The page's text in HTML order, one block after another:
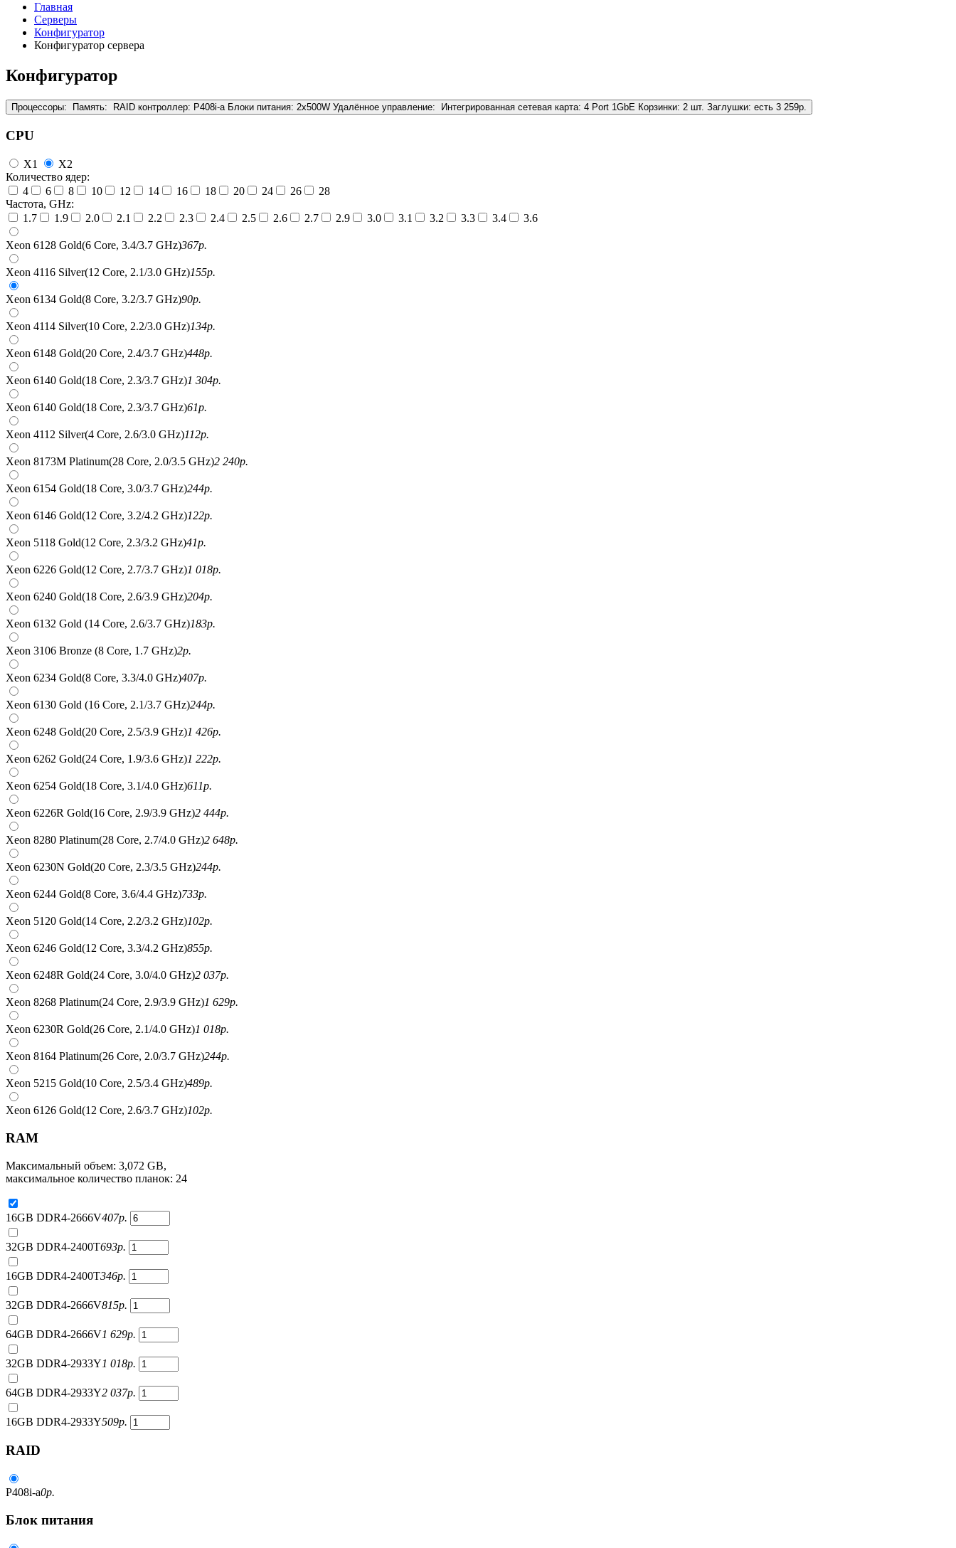
Главная
Серверы
Конфигуратор
Конфигуратор сервера
Конфигуратор
Процессоры: Память: RAID контроллер: P408i-a Блоки питания: 2x500W Удалённое управление: Интегрированная сетевая карта: 4 Port 1GbE Корзинки: 2 шт. Заглушки: есть 3 259р.
CPU
X1
X2
Количество ядер:
4
6 8 10 12 14 16 18 20 24 26
28
Частота, GHz:
1.7
1.9 2.0 2.1 2.2 2.3 2.4 2.5 2.6 2.7 2.9 3.0 3.1 3.2 3.3 3.4 3.6
Xeon 6128 Gold(6 Core, 3.4/3.7 GHz)367р.
Xeon 4116 Silver(12 Core, 2.1/3.0 GHz)155р.
Xeon 6134 Gold(8 Core, 3.2/3.7 GHz)90р.
Xeon 4114 Silver(10 Core, 2.2/3.0 GHz)134р.
Xeon 6148 Gold(20 Core, 2.4/3.7 GHz)448р.
Xeon 6140 Gold(18 Core, 2.3/3.7 GHz)1 304р.
Xeon 6140 Gold(18 Core, 2.3/3.7 GHz)61р.
Xeon 4112 Silver(4 Core, 2.6/3.0 GHz)112р.
Xeon 8173M Platinum(28 Core, 2.0/3.5 GHz)2 240р.
Xeon 6154 Gold(18 Core, 3.0/3.7 GHz)244р.
Xeon 6146 Gold(12 Core, 3.2/4.2 GHz)122р.
Xeon 5118 Gold(12 Core, 2.3/3.2 GHz)41р.
Xeon 6226 Gold(12 Core, 2.7/3.7 GHz)1 018р.
Xeon 6240 Gold(18 Core, 2.6/3.9 GHz)204р.
Xeon 6132 Gold (14 Core, 2.6/3.7 GHz)183р.
Xeon 3106 Bronze (8 Core, 1.7 GHz)2р.
Xeon 6234 Gold(8 Core, 3.3/4.0 GHz)407р.
Xeon 6130 Gold (16 Core, 2.1/3.7 GHz)244р.
Xeon 6248 Gold(20 Core, 2.5/3.9 GHz)1 426р.
Xeon 6262 Gold(24 Core, 1.9/3.6 GHz)1 222р.
Xeon 6254 Gold(18 Core, 3.1/4.0 GHz)611р.
Xeon 6226R Gold(16 Core, 2.9/3.9 GHz)2 444р.
Xeon 8280 Platinum(28 Core, 2.7/4.0 GHz)2 648р.
Xeon 6230N Gold(20 Core, 2.3/3.5 GHz)244р.
Xeon 6244 Gold(8 Core, 3.6/4.4 GHz)733р.
Xeon 5120 Gold(14 Core, 2.2/3.2 GHz)102р.
Xeon 6246 Gold(12 Core, 3.3/4.2 GHz)855р.
Xeon 6248R Gold(24 Core, 3.0/4.0 GHz)2 037р.
Xeon 8268 Platinum(24 Core, 2.9/3.9 GHz)1 629р.
Xeon 6230R Gold(26 Core, 2.1/4.0 GHz)1 018р.
Xeon 8164 Platinum(26 Core, 2.0/3.7 GHz)244р.
Xeon 5215 Gold(10 Core, 2.5/3.4 GHz)489р.
Xeon 6126 Gold(12 Core, 2.6/3.7 GHz)102р.
RAM
Максимальный объем: 3,072 GB,
максимальное количество планок: 24
16GB DDR4-2666V407р.
32GB DDR4-2400T693р.
16GB DDR4-2400T346р.
32GB DDR4-2666V815р.
64GB DDR4-2666V1 629р.
32GB DDR4-2933Y1 018р.
64GB DDR4-2933Y2 037р.
16GB DDR4-2933Y509р.
RAID
P408i-a0р.
Блок питания